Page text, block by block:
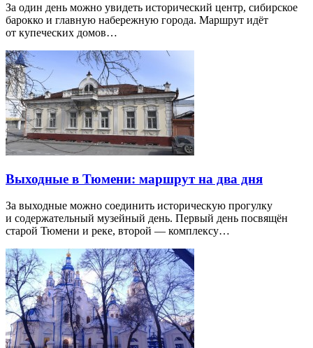
За один день можно увидеть исторический центр, сибирское
барокко и главную набережную города. Маршрут идёт
от купеческих домов…
Выходные в Тюмени: маршрут на два дня
За выходные можно соединить историческую прогулку
и содержательный музейный день. Первый день посвящён
старой Тюмени и реке, второй — комплексу…